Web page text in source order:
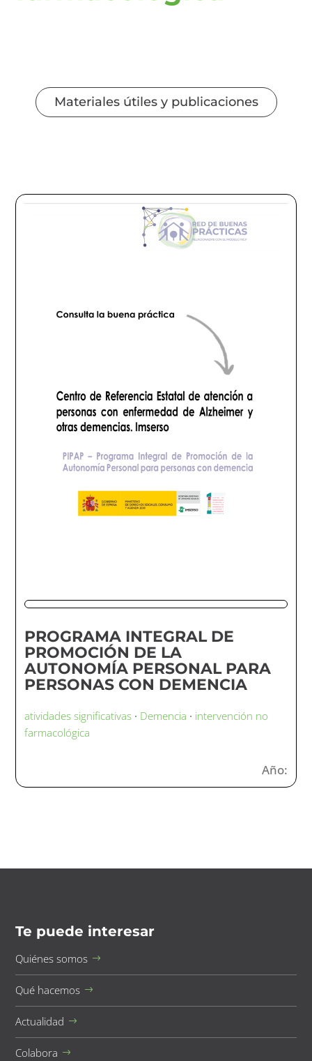
Materiales útiles y publicaciones
PROGRAMA INTEGRAL DE
PROMOCIÓN DE LA
AUTONOMÍA PERSONAL PARA
PERSONAS CON DEMENCIA
atividades significativas · Demencia · intervención no
farmacológica
Año:
Te puede interesar
Quiénes somos
Qué hacemos
Actualidad
Colabora